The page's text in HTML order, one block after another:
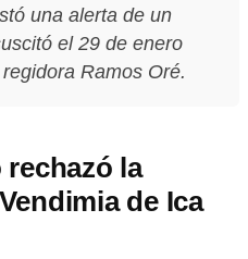
una alerta de un
el 29 de enero
Ramos Oré.
la
de Ica